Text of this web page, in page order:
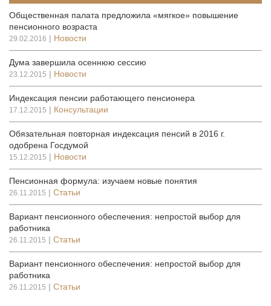
Общественная палата предложила «мягкое» повышение
пенсионного возраста
29.02.2016 | Новости
Дума завершила осеннюю сессию
23.12.2015 | Новости
Индексация пенсии работающего пенсионера
17.12.2015 | Консультации
Обязательная повторная индексация пенсий в 2016 г.
одобрена Госдумой
15.12.2015 | Новости
Пенсионная формула: изучаем новые понятия
26.11.2015 | Статьи
Вариант пенсионного обеспечения: непростой выбор для
работника
26.11.2015 | Статьи
Вариант пенсионного обеспечения: непростой выбор для
работника
26.11.2015 | Статьи